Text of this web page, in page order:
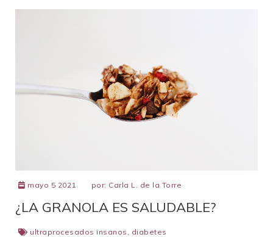
mayo 5 2021 por: Carla L. de la Torre
¿LA GRANOLA ES SALUDABLE?
ultraprocesados insanos diabetes